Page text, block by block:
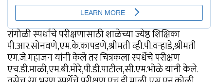
रांगोळी स्पर्धाचे परीक्षणासाठी शाळेच्या ज्येष्ठ शिक्षिका
पी.आर.सोनवणे,एम.के.कापडणे,श्रीमती व्ही.पी.वऱ्हाडे,श्रीमती
एम.जे.महाजन यांनी केले तर चित्रकला स्पर्धेचे परीक्षण
एच.डी.माळी,एम.बी.मोरे,पी.डी.पाटील,सी.एम.भोळे यांनी केले.